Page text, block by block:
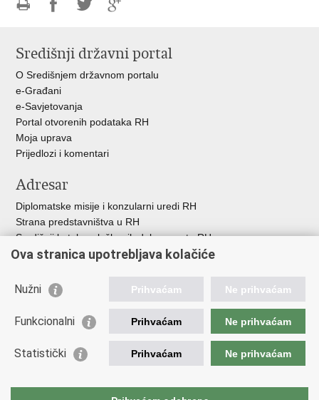
FacebookuTwitteruGoogle
Središnji državni portal
O Središnjem državnom portalu
e-Građani
e-Savjetovanja
Portal otvorenih podataka RH
Moja uprava
Prijedlozi i komentari
Adresar
Diplomatske misije i konzularni uredi RH
Strana predstavništva u RH
Središnji katalog službenih dokumenata RH
Adresar tijela javne vlasti
Besplatni telefoni javne uprave
Korisne poveznice
Hrvatska gospodarska komora
Ova stranica upotrebljava kolačiće
Nužni Prihvaćam Ne prihvaćam
Funkcionalni Prihvaćam Ne prihvaćam
Statistički Prihvaćam Ne prihvaćam